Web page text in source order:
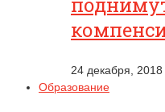
24 декабря, 2018
Образование